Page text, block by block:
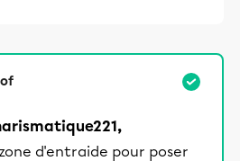
d'entraide pour poser